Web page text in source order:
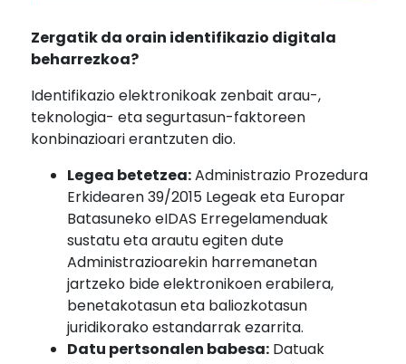
Zergatik da orain identifikazio digitala
beharrezkoa?
Identifikazio elektronikoak zenbait arau-,
teknologia- eta segurtasun-faktoreen
konbinazioari erantzuten dio.
Legea betetzea:Administrazio Prozedura
Erkidearen 39/2015 Legeak eta Europar
Batasuneko eIDAS Erregelamenduak
sustatu eta arautu egiten dute
Administrazioarekin harremanetan
jartzeko bide elektronikoen erabilera,
benetakotasun eta baliozkotasun
juridikorako estandarrak ezarrita.
Datu pertsonalen babesa:Datuak